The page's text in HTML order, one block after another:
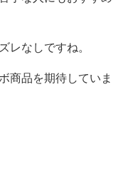
レなしですね。
商品を期待していま